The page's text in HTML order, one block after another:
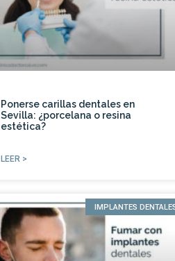
Ponerse carillas dentales en
Sevilla: ¿porcelana o resina
estética?
LEER >
IMPLANTES